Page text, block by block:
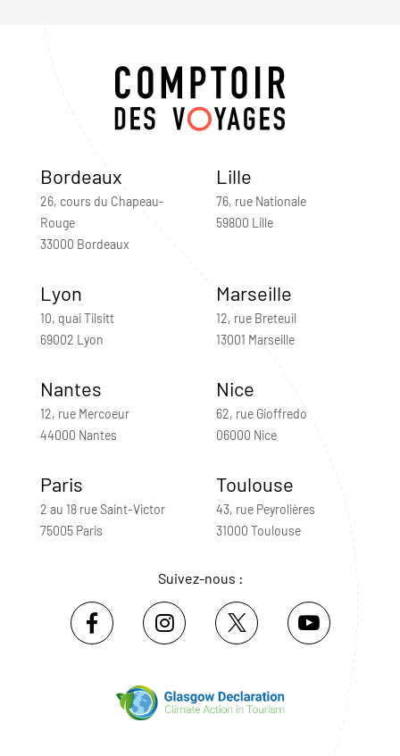
Bordeaux
26, cours du Chapeau-
Rouge
33000 Bordeaux
Lille
76, rue Nationale
59800 Lille
Lyon
10, quai Tilsitt
69002 Lyon
Marseille
12, rue Breteuil
13001 Marseille
Nantes
12, rue Mercoeur
44000 Nantes
Nice
62, rue Gioffredo
06000 Nice
Paris
2 au 18 rue Saint-Victor
75005 Paris
Toulouse
43, rue Peyrolières
31000 Toulouse
Suivez-nous :